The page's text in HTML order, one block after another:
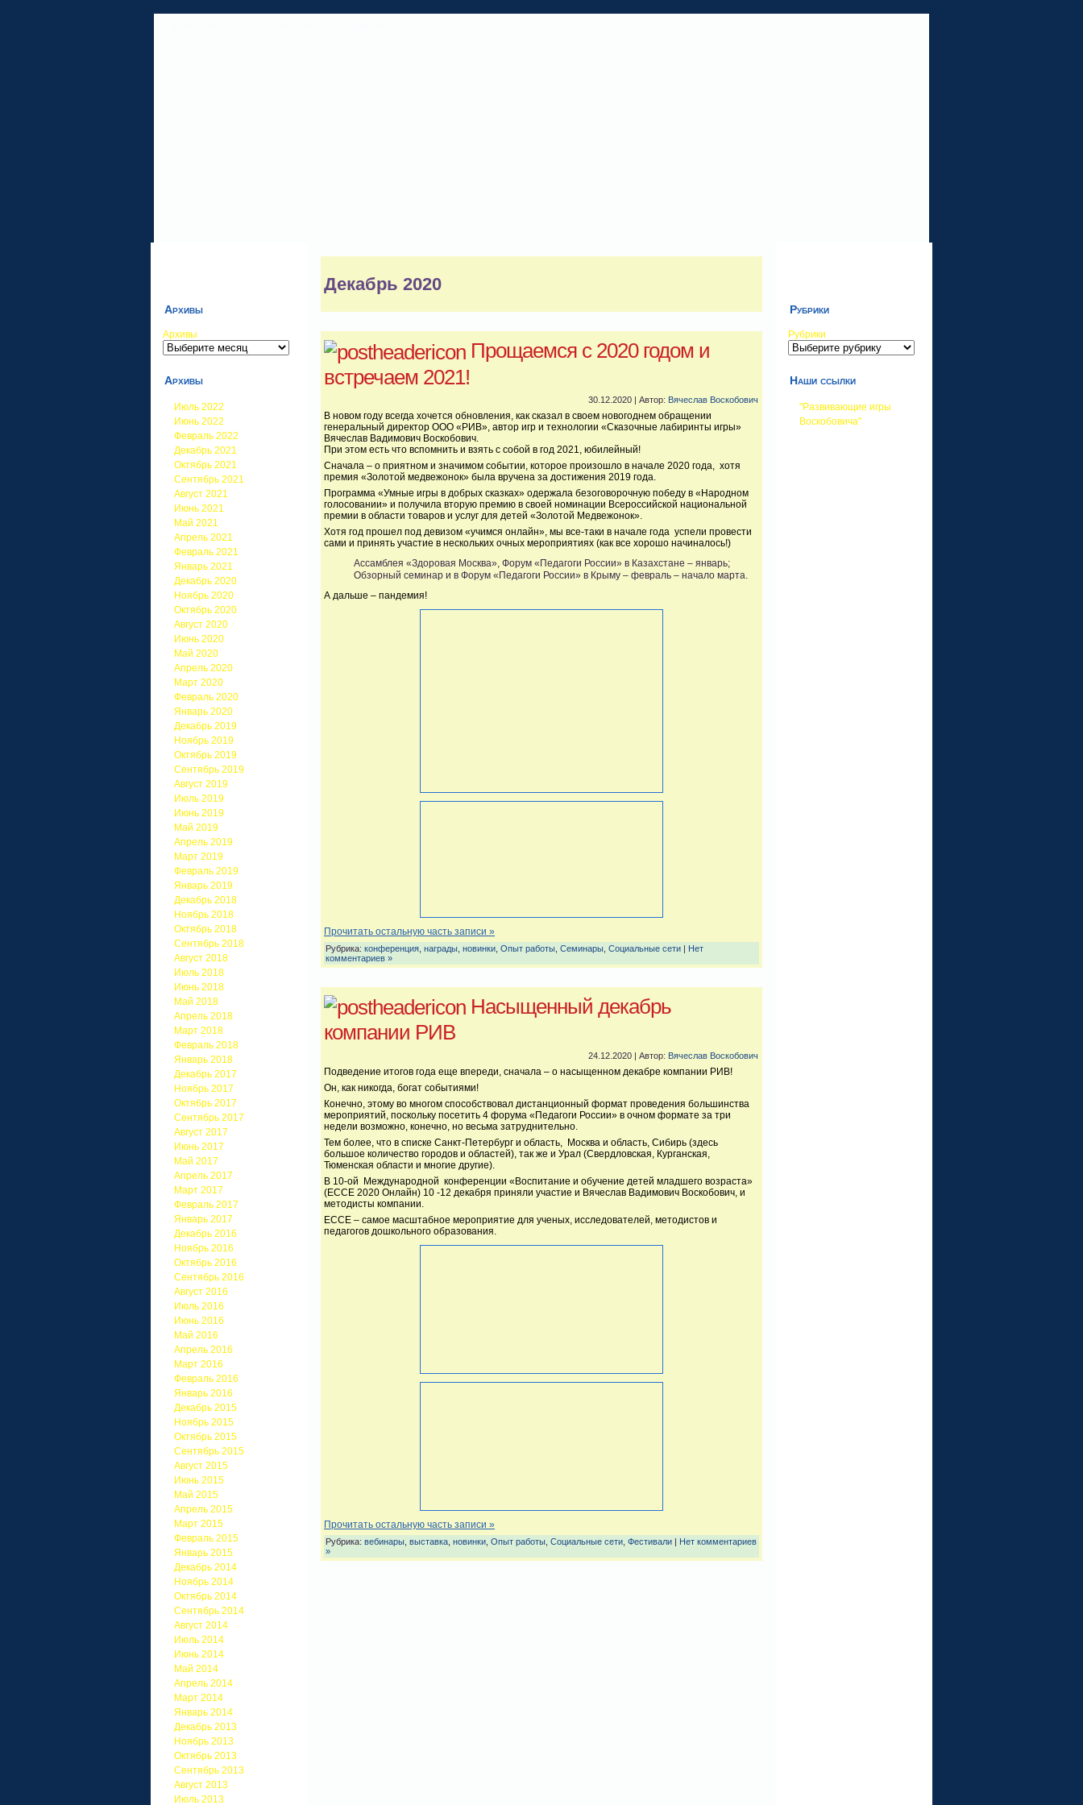
Архивы
Архивы
Архивы
Июль 2022
Июнь 2022
Февраль 2022
Декабрь 2021
Октябрь 2021
Сентябрь 2021
Август 2021
Июнь 2021
Май 2021
Апрель 2021
Февраль 2021
Январь 2021
Декабрь 2020
Ноябрь 2020
Октябрь 2020
Август 2020
Июнь 2020
Май 2020
Апрель 2020
Март 2020
Февраль 2020
Январь 2020
Декабрь 2019
Ноябрь 2019
Октябрь 2019
Сентябрь 2019
Август 2019
Июль 2019
Июнь 2019
Май 2019
Апрель 2019
Март 2019
Февраль 2019
Январь 2019
Декабрь 2018
Ноябрь 2018
Октябрь 2018
Сентябрь 2018
Август 2018
Июль 2018
Июнь 2018
Май 2018
Апрель 2018
Март 2018
Февраль 2018
Январь 2018
Декабрь 2017
Ноябрь 2017
Октябрь 2017
Сентябрь 2017
Август 2017
Июнь 2017
Май 2017
Апрель 2017
Март 2017
Февраль 2017
Январь 2017
Декабрь 2016
Ноябрь 2016
Октябрь 2016
Сентябрь 2016
Август 2016
Июль 2016
Июнь 2016
Май 2016
Апрель 2016
Март 2016
Февраль 2016
Январь 2016
Декабрь 2015
Ноябрь 2015
Октябрь 2015
Сентябрь 2015
Август 2015
Июнь 2015
Май 2015
Апрель 2015
Март 2015
Февраль 2015
Январь 2015
Декабрь 2014
Ноябрь 2014
Октябрь 2014
Сентябрь 2014
Август 2014
Июль 2014
Июнь 2014
Май 2014
Апрель 2014
Март 2014
Январь 2014
Декабрь 2013
Ноябрь 2013
Октябрь 2013
Сентябрь 2013
Август 2013
Июль 2013
Декабрь 2020
Прощаемся с 2020 годом и
встречаем 2021!
30.12.2020 | Автор: Вячеслав Воскобович
В новом году всегда хочется обновления, как сказал в своем новогоднем обращении
генеральный директор ООО «РИВ», автор игр и технологии «Сказочные лабиринты игры»
Вячеслав Вадимович Воскобович.
При этом есть что вспомнить и взять с собой в год 2021, юбилейный!
Сначала – о приятном и значимом событии, которое произошло в начале 2020 года, хотя
премия «Золотой медвежонок» была вручена за достижения 2019 года.
Программа «Умные игры в добрых сказках» одержала безоговорочную победу в «Народном
голосовании» и получила вторую премию в своей номинации Всероссийской национальной
премии в области товаров и услуг для детей «Золотой Медвежонок».
Хотя год прошел под девизом «учимся онлайн», мы все-таки в начале года успели провести
сами и принять участие в нескольких очных мероприятиях (как все хорошо начиналось!)
Ассамблея «Здоровая Москва», Форум «Педагоги России» в Казахстане – январь;
Обзорный семинар и в Форум «Педагоги России» в Крыму – февраль – начало марта.
А дальше – пандемия!
Прочитать остальную часть записи »
Рубрика: конференция награды новинки Опыт работы Семинары Социальные сети | Нет
комментариев »
Насыщенный декабрь
компании РИВ
24.12.2020 | Автор: Вячеслав Воскобович
Подведение итогов года еще впереди, сначала – о насыщенном декабре компании РИВ!
Он, как никогда, богат событиями!
Конечно, этому во многом способствовал дистанционный формат проведения большинства
мероприятий, поскольку посетить 4 форума «Педагоги России» в очном формате за три
недели возможно, конечно, но весьма затруднительно.
Тем более, что в списке Санкт-Петербург и область, Москва и область, Сибирь (здесь
большое количество городов и областей), так же и Урал (Свердловская, Курганская,
Тюменская области и многие другие).
В 10-ой Международной конференции «Воспитание и обучение детей младшего возраста»
(ЕССЕ 2020 Онлайн) 10 -12 декабря приняли участие и Вячеслав Вадимович Воскобович, и
методисты компании.
ЕССЕ – самое масштабное мероприятие для ученых, исследователей, методистов и
педагогов дошкольного образования.
Прочитать остальную часть записи »
Рубрика: вебинары выставка новинки Опыт работы Социальные сети Фестивали | Нет комментариев
»
Рубрики
Рубрики
Наши ссылки
"Развивающие игры
Воскобовича"